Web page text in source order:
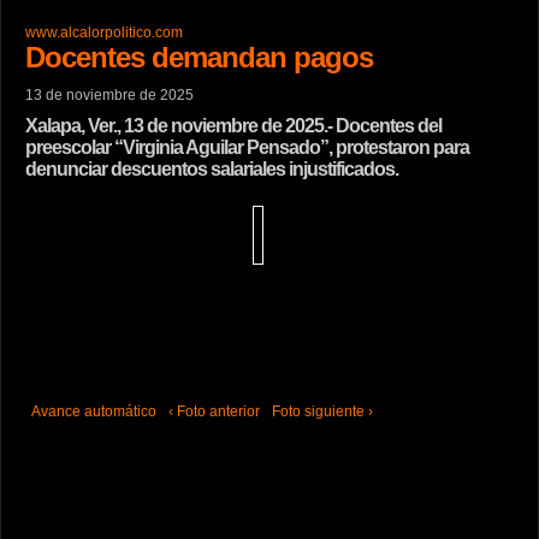
www.alcalorpolitico.com
Docentes demandan pagos
13 de noviembre de 2025
Xalapa, Ver., 13 de noviembre de 2025.- Docentes del
preescolar “Virginia Aguilar Pensado”, protestaron para
denunciar descuentos salariales injustificados.
Avance automático ‹ Foto anterior Foto siguiente ›